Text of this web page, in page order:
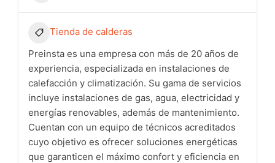
Tienda de calderas
Preinsta es una empresa con más de 20 años de
experiencia, especializada en instalaciones de
calefacción y climatización. Su gama de servicios
incluye instalaciones de gas, agua, electricidad y
energías renovables, además de mantenimiento.
Cuentan con un equipo de técnicos acreditados
cuyo objetivo es ofrecer soluciones energéticas
que garanticen el máximo confort y eficiencia en